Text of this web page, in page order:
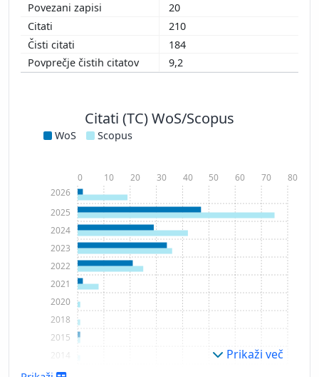
20
210
184
9,2
Citati (TC) WoS/Scopus
WoS Scopus
2011
2015
2018
2020
2021
2022
2023
2024
2025
2026
0 10 20 30 40 50 60 70 80
Prikaži več